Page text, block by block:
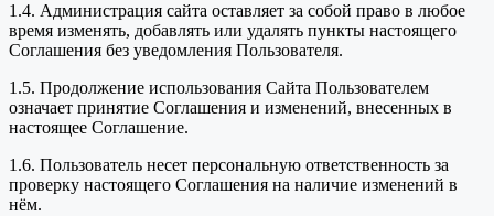
1.4. Администрация сайта оставляет за собой право в любое
время изменять, добавлять или удалять пункты настоящего
Соглашения без уведомления Пользователя.
1.5. Продолжение использования Сайта Пользователем
означает принятие Соглашения и изменений, внесенных в
настоящее Соглашение.
1.6. Пользователь несет персональную ответственность за
проверку настоящего Соглашения на наличие изменений в
нём.